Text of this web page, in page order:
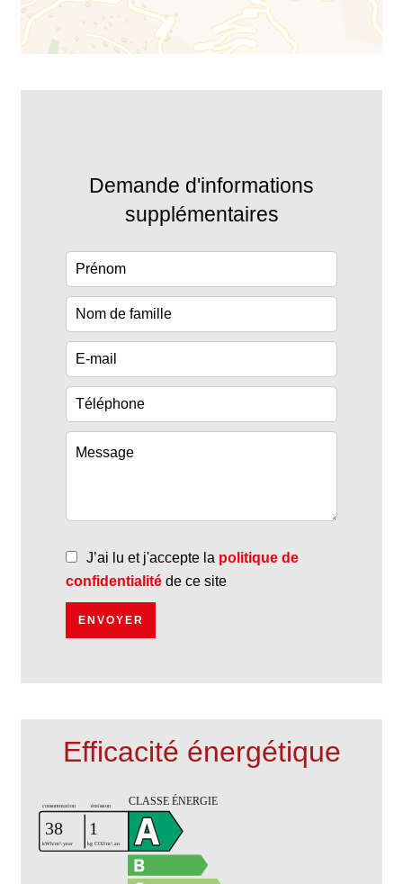
Demande d'informations
supplémentaires
J’ai lu et j'accepte la politique de
confidentialité de ce site
ENVOYER
Efficacité énergétique